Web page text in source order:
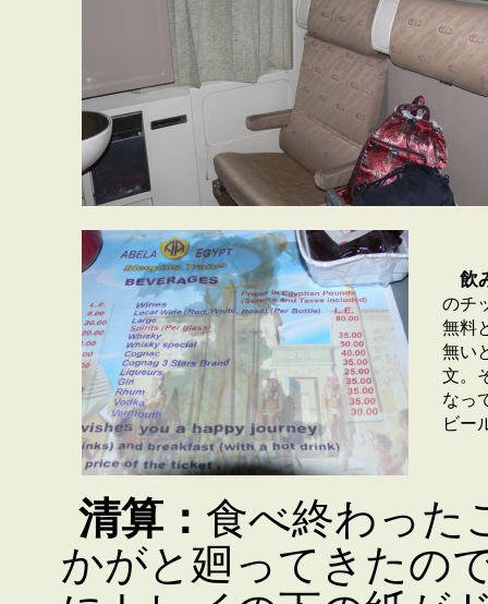
飲
のチ
無料
無い
文。
なっ
ビー
清算： 食べ終わった
かがと廻ってきたの